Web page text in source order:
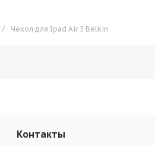
/ Чехол для Ipad Air 5 Belkin
Контакты